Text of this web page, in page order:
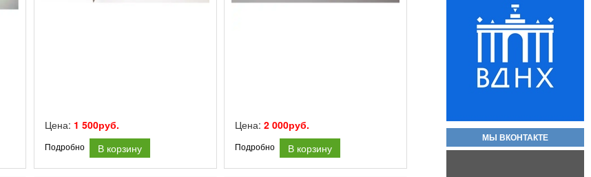
МЫ ВКОНТАКТЕ
и подавателем.
2 000руб.
Охолощенный пистолет ПМ
Р-411 СХП В НАЛИЧИИ
КОВАНЫЕ ВАРИАНТЫ!!
Цена: 1 500руб.
Подробно В корзину
Цена:2 000руб.
Подробно В корзину